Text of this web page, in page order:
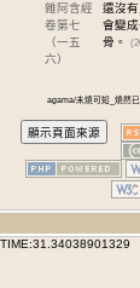
雜阿含經
卷第七
（一五
六）
還沒
會變
骨。
agama/未燒可知_燒然
TIME:31.34038901329